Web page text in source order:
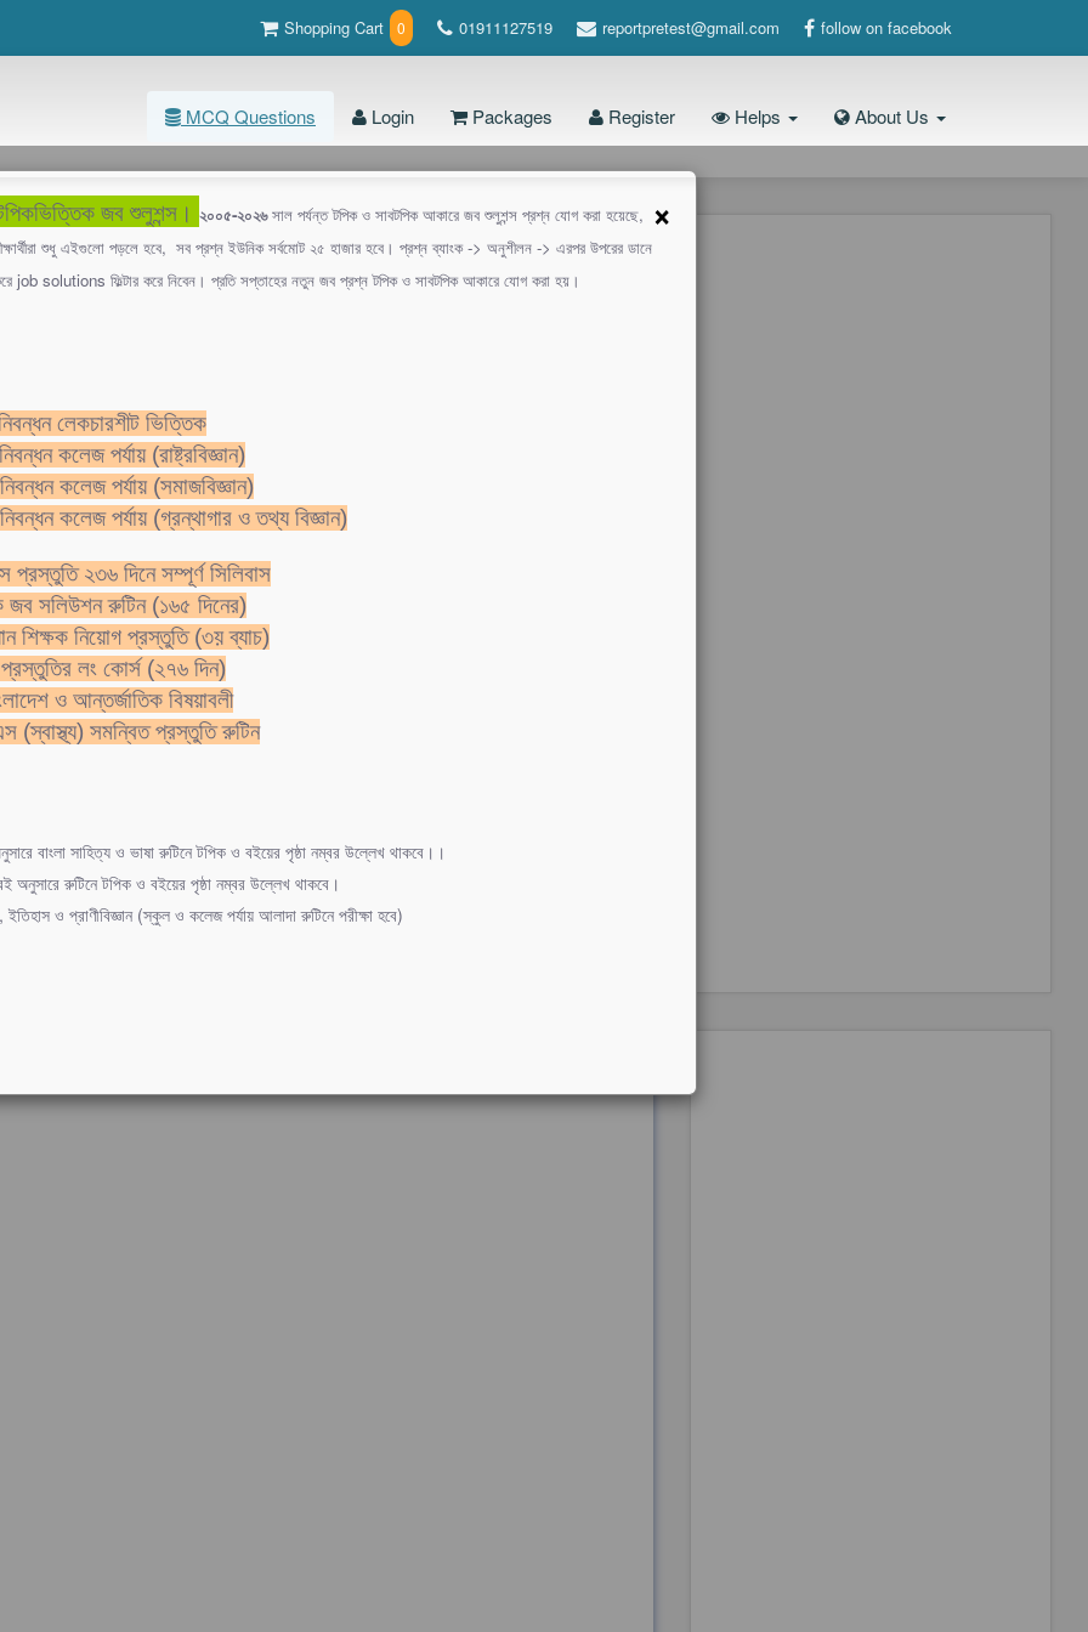
Shopping Cart 0 01911127519 reportpretest@gmail.com follow on facebook
MCQ Questions Login Packages Register Helps About Us
বিভিন্ন যুদ্ধ (3 টি প্রশ্ন )
Page
বয়
আবিষ্কারক কে?
সালে সংঘটিত হয়?
×
জব শুলুশন্স। ২০০৫-২০২৬সাল পর্যন্ত টপিক ও সাবটপিক আকারে জব শুলুশন্স প্রশ্ন যোগ করা হয়েছে,
শুধু এইগুলো পড়লে হবে, সব প্রশ্ন ইউনিক সর্বমোট ২৫ হাজার হবে। প্রশ্ন ব্যাংক -> অনুশীলন -> এরপর উপরের ডানে
job solutions ফিল্টার করে নিবেন। প্রতি সপ্তাহের নতুন জব প্রশ্ন টপিক ও সাবটপিক আকারে যোগ করা হয়।
লেকচারশীট ভিত্তিক
কলেজ পর্যায় (রাষ্ট্রবিজ্ঞান)
কলেজ পর্যায় (সমাজবিজ্ঞান)
কলেজ পর্যায় (গ্রন্থাগার ও তথ্য বিজ্ঞান)
২৩৬ দিনে সম্পূর্ণ সিলিবাস
জব সলিউশন রুটিন (১৬৫ দিনের)
শিক্ষক নিয়োগ প্রস্তুতি (৩য় ব্যাচ)
লং কোর্স (২৭৬ দিন)
ও আন্তর্জাতিক বিষয়াবলী
(স্বাস্থ্য) সমন্বিত প্রস্তুতি রুটিন
বাংলা সাহিত্য ও ভাষা রুটিনে টপিক ও বইয়ের পৃষ্ঠা নম্বর উল্লেখ থাকবে।।
অনুসারে রুটিনে টপিক ও বইয়ের পৃষ্ঠা নম্বর উল্লেখ থাকবে।
ইতিহাস ও প্রাণীবিজ্ঞান (স্কুল ও কলেজ পর্যায় আলাদা রুটিনে পরীক্ষা হবে)